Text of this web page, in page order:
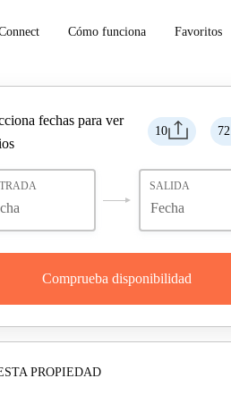
Cómo funciona Favoritos
10 72
fechas para ver
SALIDA
Comprueba disponibilidad
PROPIEDAD